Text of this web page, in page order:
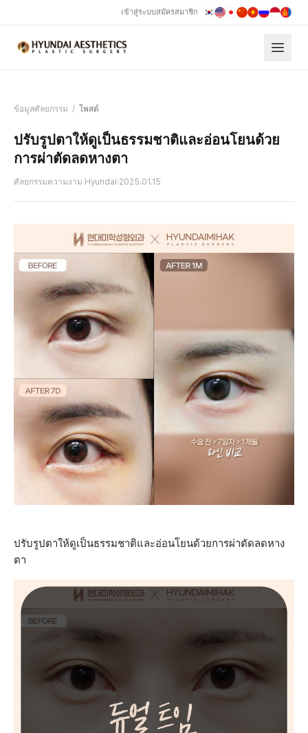
เข้าสู่ระบบสมัครสมาชิก
ข้อมูลศัลยกรรม / โพสต์
ปรับรูปตาให้ดูเป็นธรรมชาติและอ่อนโยนด้วย
การผ่าตัดลดหางตา
ศัลยกรรมความงาม Hyundai·2025.01.15
ปรับรูปตาให้ดูเป็นธรรมชาติและอ่อนโยนด้วยการผ่าตัดลดหาง
ตา